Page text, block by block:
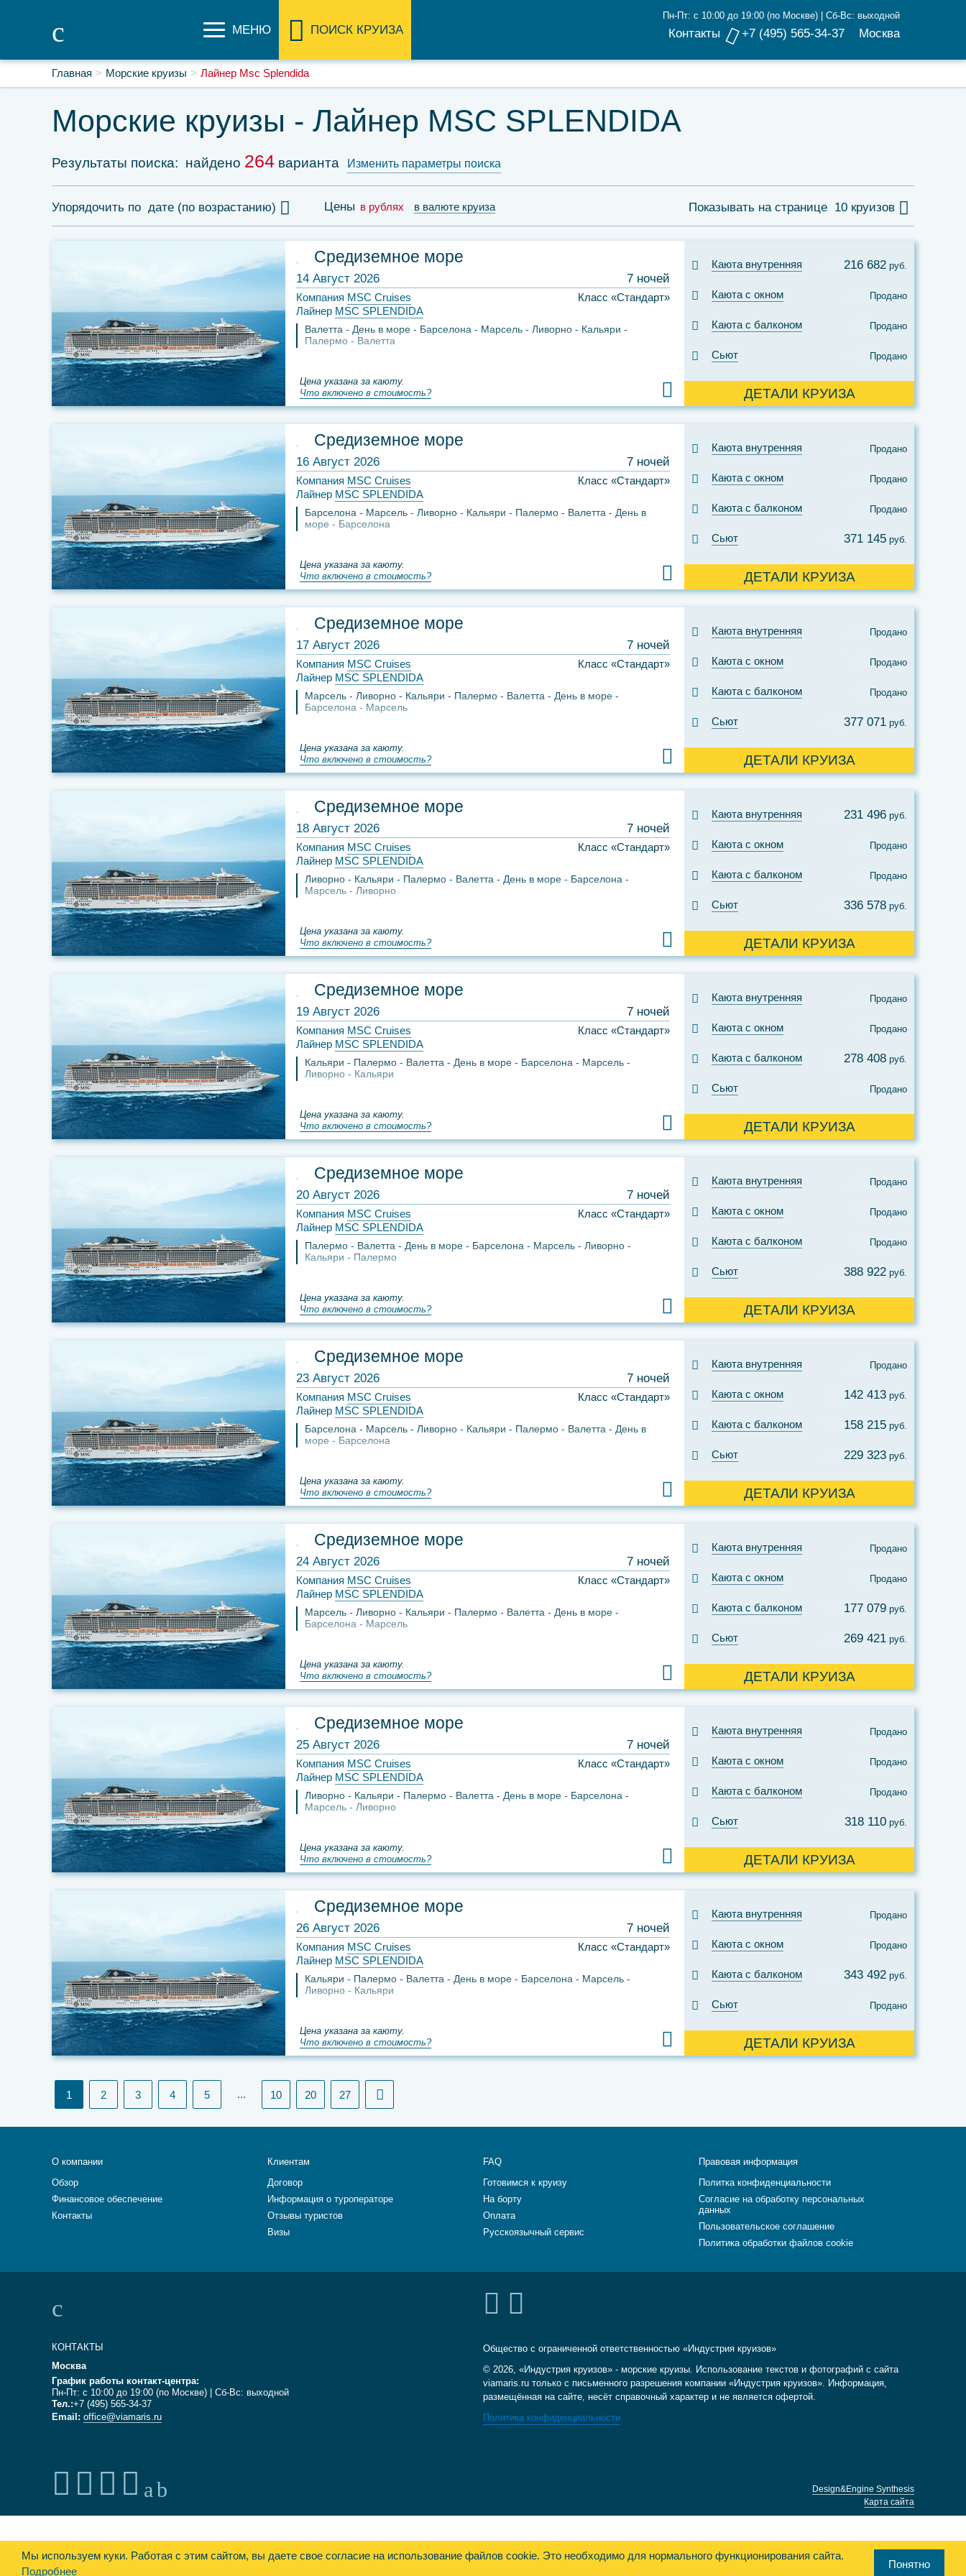
МЕНЮ ПОИСК КРУИЗА Контакты
Пн-Пт: с 10:00 до 19:00 (по Москве) | Сб-Вс: выходной
+7 (495) 565-34-37 Москва
Главная Морские круизы Лайнер Msc Splendida
Морские круизы - Лайнер MSC SPLENDIDA
Результаты поиска: найдено 264 варианта Изменить параметры поиска
Упорядочить по дате (по возрастанию) Показывать на странице 10 круизов
Цены в рублях в валюте круиза
Средиземное море
7 ночей
14 Август 2026
Компания MSC Cruises
Класс «Стандарт»
Лайнер MSC SPLENDIDA
Валетта День в море Барселона Марсель Ливорно
Кальяри
Палермо
Валетта
Цена указана за каюту.
Что включено в стоимость?
Каюта внутренняя 216 682 руб.
Каюта с окном Продано
Каюта с балконом Продано
Сьют Продано
ДЕТАЛИ КРУИЗА
Средиземное море
7 ночей
16 Август 2026
Компания MSC Cruises
Класс «Стандарт»
Лайнер MSC SPLENDIDA
Барселона Марсель Ливорно Кальяри Палермо Валетта
День в
море
Барселона
Цена указана за каюту.
Что включено в стоимость?
Каюта внутренняя Продано
Каюта с окном Продано
Каюта с балконом Продано
Сьют 371 145 руб.
ДЕТАЛИ КРУИЗА
Средиземное море
7 ночей
17 Август 2026
Компания MSC Cruises
Класс «Стандарт»
Лайнер MSC SPLENDIDA
Марсель Ливорно Кальяри Палермо Валетта
День в море
Барселона
Марсель
Цена указана за каюту.
Что включено в стоимость?
Каюта внутренняя Продано
Каюта с окном Продано
Каюта с балконом Продано
Сьют 377 071 руб.
ДЕТАЛИ КРУИЗА
Средиземное море
7 ночей
18 Август 2026
Компания MSC Cruises
Класс «Стандарт»
Лайнер MSC SPLENDIDA
Ливорно Кальяри Палермо Валетта День в море
Барселона
Марсель
Ливорно
Цена указана за каюту.
Что включено в стоимость?
Каюта внутренняя 231 496 руб.
Каюта с окном Продано
Каюта с балконом Продано
Сьют 336 578 руб.
ДЕТАЛИ КРУИЗА
Средиземное море
7 ночей
19 Август 2026
Компания MSC Cruises
Класс «Стандарт»
Лайнер MSC SPLENDIDA
Кальяри Палермо Валетта День в море Барселона
Марсель
Ливорно
Кальяри
Цена указана за каюту.
Что включено в стоимость?
Каюта внутренняя Продано
Каюта с окном Продано
Каюта с балконом 278 408 руб.
Сьют Продано
ДЕТАЛИ КРУИЗА
Средиземное море
7 ночей
20 Август 2026
Компания MSC Cruises
Класс «Стандарт»
Лайнер MSC SPLENDIDA
Палермо Валетта День в море Барселона Марсель
Ливорно
Кальяри
Палермо
Цена указана за каюту.
Что включено в стоимость?
Каюта внутренняя Продано
Каюта с окном Продано
Каюта с балконом Продано
Сьют 388 922 руб.
ДЕТАЛИ КРУИЗА
Средиземное море
7 ночей
23 Август 2026
Компания MSC Cruises
Класс «Стандарт»
Лайнер MSC SPLENDIDA
Барселона Марсель Ливорно Кальяри Палермо Валетта
День в
море
Барселона
Цена указана за каюту.
Что включено в стоимость?
Каюта внутренняя Продано
Каюта с окном 142 413 руб.
Каюта с балконом 158 215 руб.
Сьют 229 323 руб.
ДЕТАЛИ КРУИЗА
Средиземное море
7 ночей
24 Август 2026
Компания MSC Cruises
Класс «Стандарт»
Лайнер MSC SPLENDIDA
Марсель Ливорно Кальяри Палермо Валетта
День в море
Барселона
Марсель
Цена указана за каюту.
Что включено в стоимость?
Каюта внутренняя Продано
Каюта с окном Продано
Каюта с балконом 177 079 руб.
Сьют 269 421 руб.
ДЕТАЛИ КРУИЗА
Средиземное море
7 ночей
25 Август 2026
Компания MSC Cruises
Класс «Стандарт»
Лайнер MSC SPLENDIDA
Ливорно Кальяри Палермо Валетта День в море
Барселона
Марсель
Ливорно
Цена указана за каюту.
Что включено в стоимость?
Каюта внутренняя Продано
Каюта с окном Продано
Каюта с балконом Продано
Сьют 318 110 руб.
ДЕТАЛИ КРУИЗА
Средиземное море
7 ночей
26 Август 2026
Компания MSC Cruises
Класс «Стандарт»
Лайнер MSC SPLENDIDA
Кальяри Палермо Валетта День в море Барселона
Марсель
Ливорно
Кальяри
Цена указана за каюту.
Что включено в стоимость?
Каюта внутренняя Продано
Каюта с окном Продано
Каюта с балконом 343 492 руб.
Сьют Продано
ДЕТАЛИ КРУИЗА
1 (current)
2 3 4 5 ... 10 20 27
О компании
Обзор
Финансовое обеспечение
Контакты
Клиентам
Договор
Информация о туроператоре
Отзывы туристов
Визы
FAQ
Готовимся к круизу
На борту
Оплата
Русскоязычный сервис
Правовая информация
Политка конфиденциальности
Согласие на обработку персональных
данных
Пользовательское соглашение
Политика обработки файлов cookie
КОНТАКТЫ
Москва
График работы контакт-центра:
Пн-Пт: с 10:00 до 19:00 (по Москве) | Сб-Вс: выходной
Тел.:+7 (495) 565-34-37
Email: office@viamaris.ru
Общество с ограниченной ответственностью «Индустрия круизов»
© 2026, «Индустрия круизов» - морские круизы. Использование текстов и фотографий с сайта
viamaris.ru только с письменного разрешения компании «Индустрия круизов». Информация,
размещённая на сайте, несёт справочный характер и не является офертой.
Политика конфиденциальности
Design&Engine Synthesis
Карта сайта
Мы используем куки. Работая с этим сайтом, вы даете свое согласие на использование файлов cookie. Это необходимо для нормального функционирования сайта.
Подробнее
Понятно